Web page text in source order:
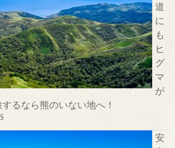
道
に
も
ヒ
グ
マ
が
るなら熊のいない地へ！
安